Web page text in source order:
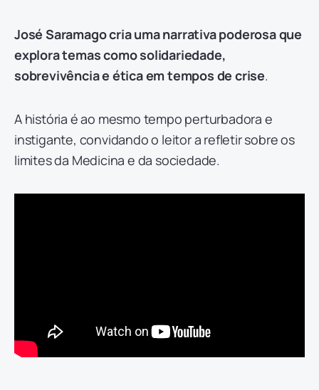
José Saramago cria uma narrativa poderosa que
explora temas como solidariedade,
sobrevivência e ética em tempos de crise.
A história é ao mesmo tempo perturbadora e
instigante, convidando o leitor a refletir sobre os
limites da Medicina e da sociedade.